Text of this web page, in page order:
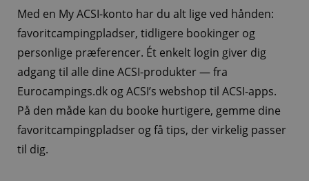
Med en My ACSI-konto har du alt lige ved hånden:
favoritcampingpladser, tidligere bookinger og
personlige præferencer. Ét enkelt login giver dig
adgang til alle dine ACSI-produkter — fra
Eurocampings.dk og ACSI’s webshop til ACSI-apps.
På den måde kan du booke hurtigere, gemme dine
favoritcampingpladser og få tips, der virkelig passer
til dig.